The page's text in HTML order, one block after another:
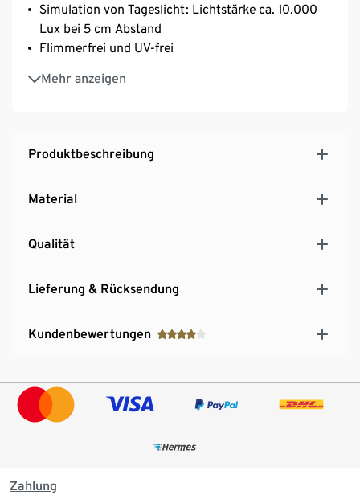
Simulation von Tageslicht: Lichtstärke ca. 10.000
Lux bei 5 cm Abstand
Flimmerfrei und UV-frei
Mehr anzeigen
Besonders helle und gleichmäßige Ausleuchtung
Helligkeit: 5 verschiedene Stufen
Inkl. Netzadapter
Horizontal und vertikal anwendbar
Produktbeschreibung
Material
Qualität
Lieferung & Rücksendung
Kundenbewertungen
Zahlung